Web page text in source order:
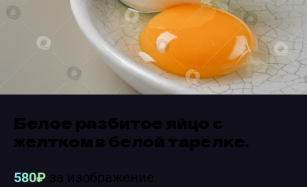
Белое разбитое яйцо с
желтком в белой тарелке.
580₽за изображение